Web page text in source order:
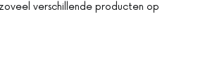
verschillende producten op